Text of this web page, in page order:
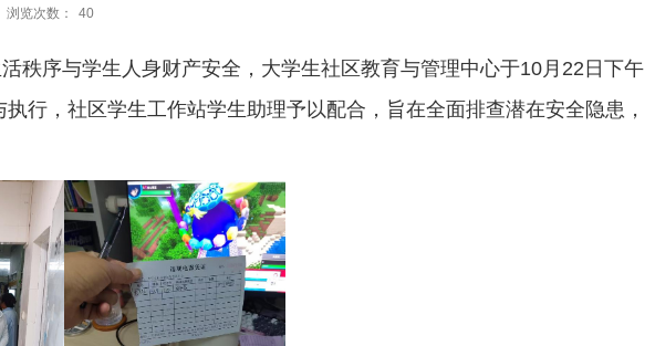
浏览次数： 40
秩序与学生人身财产安全，大学生社区教育与管理中心于10月22日下午
行，社区学生工作站学生助理予以配合，旨在全面排查潜在安全隐患，